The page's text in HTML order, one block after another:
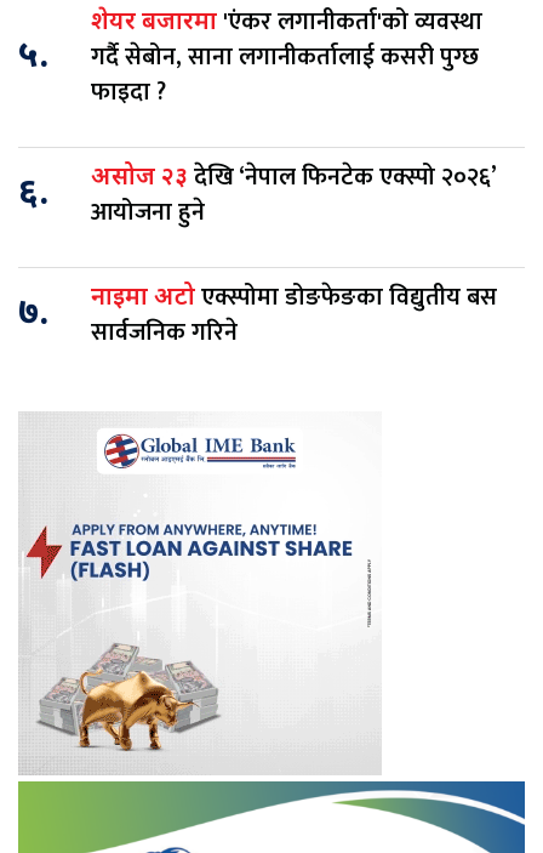
५.
शेयर बजारमा 'एंकर लगानीकर्ता'को व्यवस्था
गर्दै सेबोन, साना लगानीकर्तालाई कसरी पुग्छ
फाइदा ?
६. असोज २३ देखि ‘नेपाल फिनटेक एक्स्पो २०२६’
आयोजना हुने
७. नाइमा अटोएक्स्पोमा डोङफेङका विद्युतीय बस
सार्वजनिक गरिने